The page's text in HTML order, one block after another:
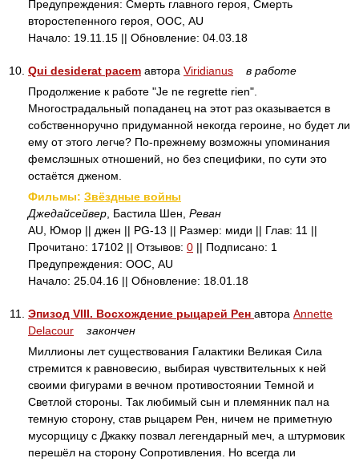
Предупреждения: Смерть главного героя, Смерть
второстепенного героя, ООС, AU
Начало: 19.11.15 || Обновление: 04.03.18
10. Qui desiderat pacem автора Viridianus
в работе
Продолжение к работе "Je ne regrette rien".
Многострадальный попаданец на этот раз оказывается в
собственноручно придуманной некогда героине, но будет ли
ему от этого легче? По-прежнему возможны упоминания
фемслэшных отношений, но без специфики, по сути это
остаётся дженом.
Фильмы: Звёздные войны
Джедайсейвер , Бастила Шен, Реван
AU, Юмор || джен || PG-13 || Размер: миди || Глав: 11 ||
Прочитано: 17102 || Отзывов: 0 || Подписано: 1
Предупреждения: ООС, AU
Начало: 25.04.16 || Обновление: 18.01.18
11. Эпизод VIII. Восхождение рыцарей Рен автора Annette
Delacour
закончен
Миллионы лет существования Галактики Великая Сила
стремится к равновесию, выбирая чувствительных к ней
своими фигурами в вечном противостоянии Темной и
Светлой стороны. Так любимый сын и племянник пал на
темную сторону, став рыцарем Рен, ничем не приметную
мусорщицу с Джакку позвал легендарный меч, а штурмовик
перешёл на сторону Сопротивления. Но всегда ли